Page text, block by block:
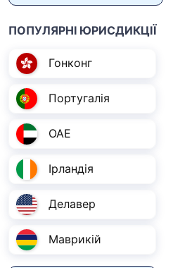
ПОПУЛЯРНІ ЮРИСДИКЦІЇ
Гонконг
Португалія
ОАЕ
Ірландія
Делавер
Маврикій